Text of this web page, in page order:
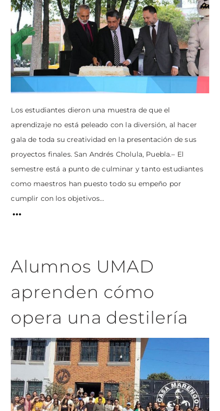
Los estudiantes dieron una muestra de que el
aprendizaje no está peleado con la diversión, al hacer
gala de toda su creatividad en la presentación de sus
proyectos finales. San Andrés Cholula, Puebla.– El
semestre está a punto de culminar y tanto estudiantes
como maestros han puesto todo su empeño por
cumplir con los objetivos...
Alumnos UMAD
aprenden cómo
opera una destilería